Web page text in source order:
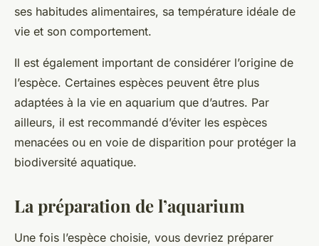
ses habitudes alimentaires, sa température idéale de
vie et son comportement.
Il est également important de considérer l’origine de
l’espèce. Certaines espèces peuvent être plus
adaptées à la vie en aquarium que d’autres. Par
ailleurs, il est recommandé d’éviter les espèces
menacées ou en voie de disparition pour protéger la
biodiversité aquatique.
La préparation de l’aquarium
Une fois l’espèce choisie, vous devriez préparer